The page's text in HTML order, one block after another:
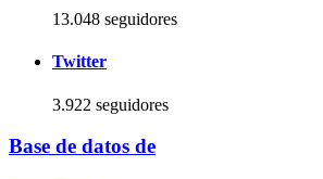
13.048 seguidores
Twitter
3.922 seguidores
Base de datos de